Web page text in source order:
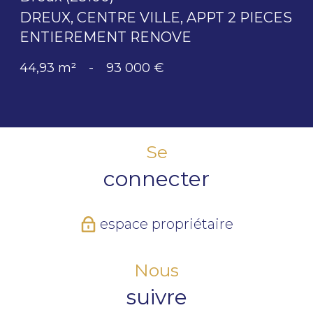
DREUX, CENTRE VILLE, APPT 2 PIECES
ENTIEREMENT RENOVE
44,93 m² - 93 000 €
Se
connecter
espace propriétaire
Nous
suivre